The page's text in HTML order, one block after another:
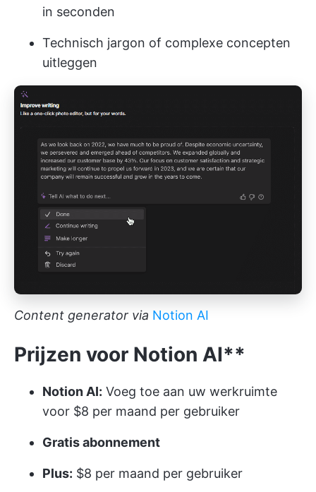
in seconden
Technisch jargon of complexe concepten
uitleggen
Content generator via Notion AI
Prijzen voor Notion AI**
Notion AI: Voeg toe aan uw werkruimte
voor $8 per maand per gebruiker
Gratis abonnement
Plus: $8 per maand per gebruiker